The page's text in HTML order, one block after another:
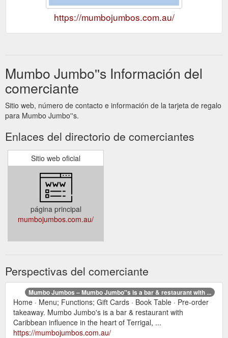
https://mumbojumbos.com.au/
Mumbo Jumbo''s Información del
comerciante
Sitio web, número de contacto e información de la tarjeta de regalo
para Mumbo Jumbo''s.
Enlaces del directorio de comerciantes
Sitio web oficial
página principal
mumbojumbos.com.au/
Perspectivas del comerciante
Mumbo Jumbos – Mumbo Jumbo''s is a bar & restaurant with ...
Home · Menu; Functions; Gift Cards · Book Table · Pre-order
takeaway. Mumbo Jumbo's is a bar & restaurant with
Caribbean influence in the heart of Terrigal, ...
https://mumbojumbos.com.au/